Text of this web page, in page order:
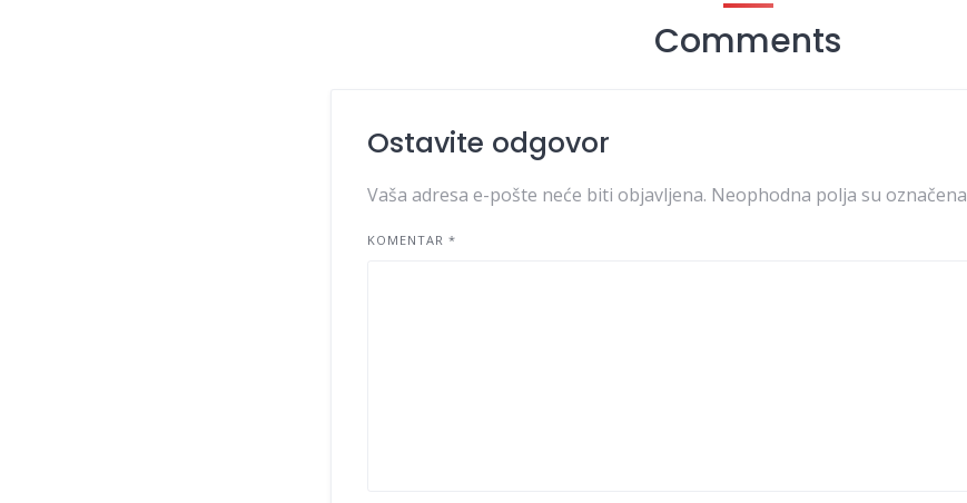
Comments
Ostavite odgovor
Vaša adresa e-pošte neće biti objavljena. Neophodna polja su označena
KOMENTAR*